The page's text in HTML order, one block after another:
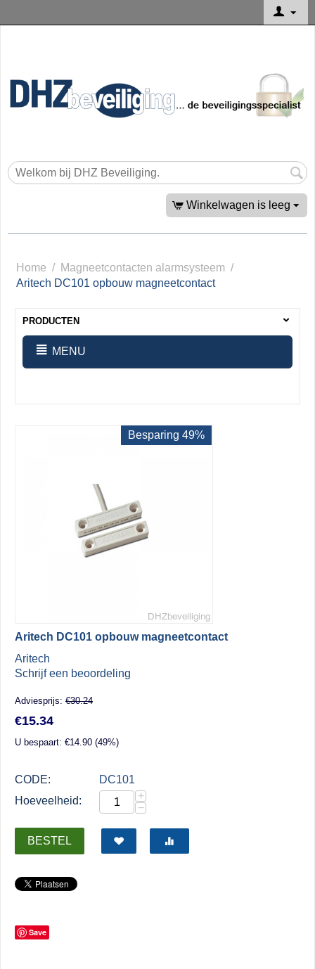
Winkelwagen is leeg
Home / Magneetcontacten alarmsysteem /
Aritech DC101 opbouw magneetcontact
PRODUCTEN
MENU
Besparing 49%
Aritech DC101 opbouw magneetcontact
Aritech
Schrijf een beoordeling
Adviesprijs: €30.24
€15.34
U bespaart: €14.90 (49%)
CODE:
DC101
Hoeveelheid:
+
−
BESTEL
Save